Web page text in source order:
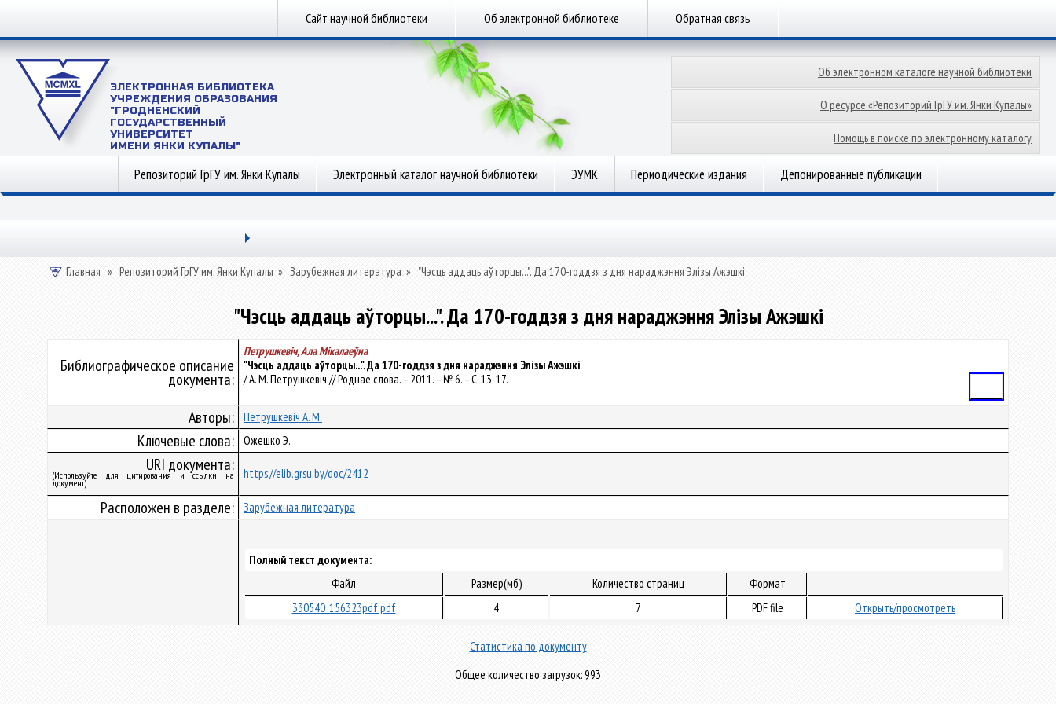
Сайт научной библиотеки Об электронной библиотеке Обратная связь
ЭЛЕКТРОННАЯ БИБЛИОТЕКА
УЧРЕЖДЕНИЯ ОБРАЗОВАНИЯ
"ГРОДНЕНСКИЙ
ГОСУДАРСТВЕННЫЙ
УНИВЕРСИТЕТ
ИМЕНИ ЯНКИ КУПАЛЫ"
Об электронном каталоге научной библиотеки
О ресурсе «Репозиторий ГрГУ им. Янки Купалы»
Помощь в поиске по электронному каталогу
Репозиторий ГрГУ им. Янки Купалы Электронный каталог научной библиотеки ЭУМК Периодические издания Депонированные публикации
Главная » Репозиторий ГрГУ им. Янки Купалы » Зарубежная литература » "Чэсць аддаць аўторцы...". Да 170-годдзя з дня нараджэння Элізы Ажэшкі
"Чэсць аддаць аўторцы...". Да 170-годдзя з дня нараджэння Элізы Ажэшкі
Библиографическое описание
документа:
Петрушкевіч, Ала Мікалаеўна
"Чэсць аддаць аўторцы...". Да 170-годдзя з дня нараджэння Элізы Ажэшкі
/ А. М. Петрушкевіч // Роднае слова. – 2011. – № 6. – С. 13-17.
Авторы: Петрушкевіч А. М.
Ключевые слова: Ожешко Э.
URI документа:
(Используйте для цитирования и ссылки на
документ)
https://elib.grsu.by/doc/2412
Расположен в разделе: Зарубежная литература
Полный текст документа:
Файл
Размер(мб) Количество страниц
Формат
330540_156323pdf.pdf
4 7 PDF file Открыть/просмотреть
Статистика по документу
Общее количество загрузок: 993